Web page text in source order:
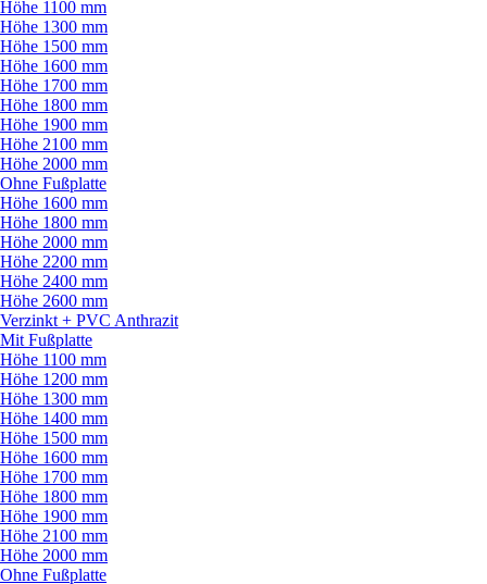
Höhe 1100 mm
Höhe 1300 mm
Höhe 1500 mm
Höhe 1600 mm
Höhe 1700 mm
Höhe 1800 mm
Höhe 1900 mm
Höhe 2100 mm
Höhe 2000 mm
Ohne Fußplatte
Höhe 1600 mm
Höhe 1800 mm
Höhe 2000 mm
Höhe 2200 mm
Höhe 2400 mm
Höhe 2600 mm
Verzinkt + PVC Anthrazit
Mit Fußplatte
Höhe 1100 mm
Höhe 1200 mm
Höhe 1300 mm
Höhe 1400 mm
Höhe 1500 mm
Höhe 1600 mm
Höhe 1700 mm
Höhe 1800 mm
Höhe 1900 mm
Höhe 2100 mm
Höhe 2000 mm
Ohne Fußplatte